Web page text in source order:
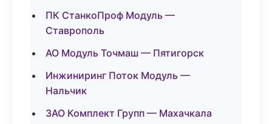
ПК СтанкоПроф Модуль —
Ставрополь
АО Модуль Точмаш — Пятигорск
Инжиниринг Поток Модуль —
Нальчик
ЗАО Комплект Групп — Махачкала